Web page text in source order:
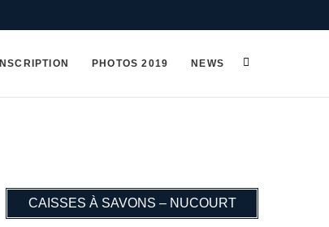
INSCRIPTION PHOTOS 2019 NEWS
CAISSES À SAVONS – NUCOURT